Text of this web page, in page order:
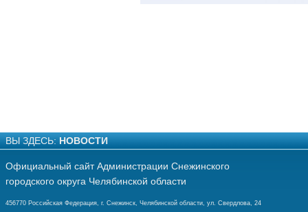
ВЫ ЗДЕСЬ: НОВОСТИ
Официальный сайт Администрации Снежинского
городского округа Челябинской области
456770 Российская Федерация, г. Снежинск, Челябинской области, ул. Свердлова, 24